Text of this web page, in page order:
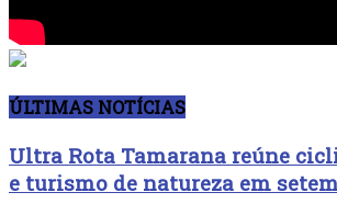
ÚLTIMAS NOTÍCIAS
Ultra Rota Tamarana reúne
e turismo de natureza em